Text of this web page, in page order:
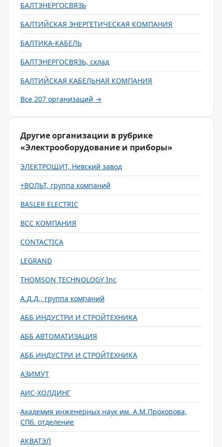
БАЛТЭНЕРГОСВЯЗЬ
БАЛТИЙСКАЯ ЭНЕРГЕТИЧЕСКАЯ КОМПАНИЯ
БАЛТИКА-КАБЕЛЬ
БАЛТЭНЕРГОСВЯЗЬ, склад
БАЛТИЙСКАЯ КАБЕЛЬНАЯ КОМПАНИЯ
Все 207 организаций →
Другие организации в рубрике
«Электрооборудование и приборы»
ЭЛЕКТРОЩИТ, Невский завод
+ВОЛЬТ, группа компаний
BASLER ELECTRIC
BCC КОМПАНИЯ
CONTACTICA
LEGRAND
THOMSON TECHNOLOGY Inc
А.Д.Д., группа компаний
АББ ИНДУСТРИ И СТРОЙТЕХНИКА
АББ АВТОМАТИЗАЦИЯ
АББ ИНДУСТРИ И СТРОЙТЕХНИКА
АЗИМУТ
АИС-ХОЛДИНГ
Академия инженерных наук им. А.М.Прохорова,
СПб. отделение
АКВАТЭЛ